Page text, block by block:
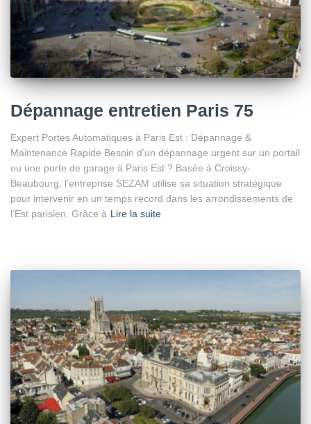
Dépannage entretien Paris 75
Expert Portes Automatiques à Paris Est : Dépannage &
Maintenance Rapide Besoin d’un dépannage urgent sur un portail
ou une porte de garage à Paris Est ? Basée à Croissy-
Beaubourg, l’entreprise SEZAM utilise sa situation stratégique
pour intervenir en un temps record dans les arrondissements de
l’Est parisien. Grâce à Lire la suite